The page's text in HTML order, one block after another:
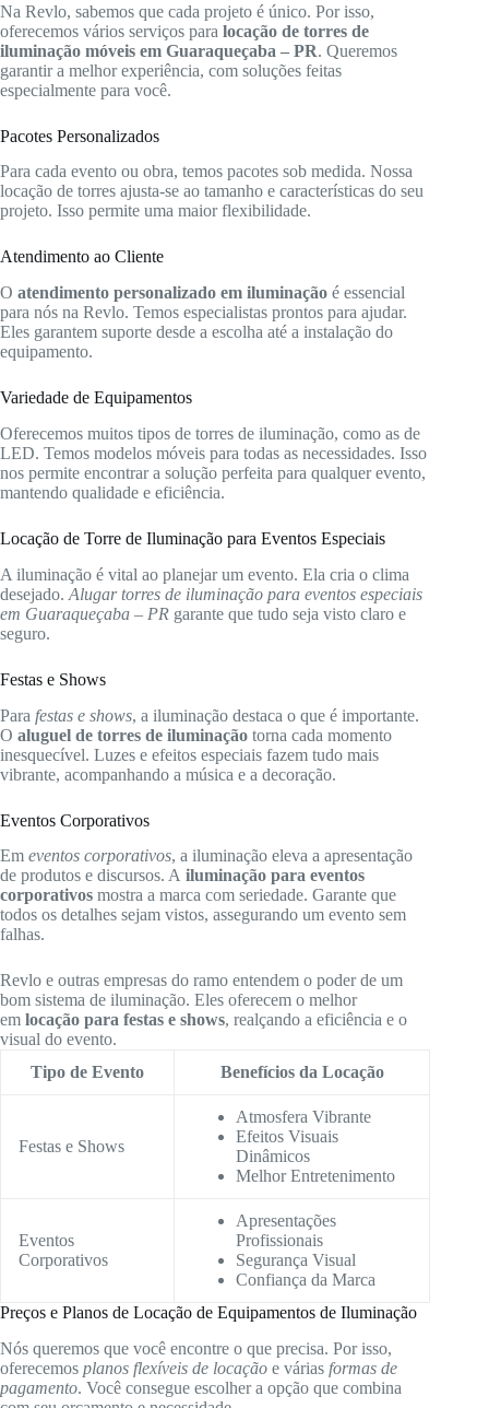
Na Revlo, sabemos que cada projeto é único. Por isso,
oferecemos vários serviços para locação de torres de
iluminação móveis em Guaraqueçaba – PR. Queremos
garantir a melhor experiência, com soluções feitas
especialmente para você.
Pacotes Personalizados
Para cada evento ou obra, temos pacotes sob medida. Nossa
locação de torres ajusta-se ao tamanho e características do seu
projeto. Isso permite uma maior flexibilidade.
Atendimento ao Cliente
O atendimento personalizado em iluminação é essencial
para nós na Revlo. Temos especialistas prontos para ajudar.
Eles garantem suporte desde a escolha até a instalação do
equipamento.
Variedade de Equipamentos
Oferecemos muitos tipos de torres de iluminação, como as de
LED. Temos modelos móveis para todas as necessidades. Isso
nos permite encontrar a solução perfeita para qualquer evento,
mantendo qualidade e eficiência.
Locação de Torre de Iluminação para Eventos Especiais
A iluminação é vital ao planejar um evento. Ela cria o clima
desejado. Alugar torres de iluminação para eventos especiais
em Guaraqueçaba – PR garante que tudo seja visto claro e
seguro.
Festas e Shows
Para festas e shows, a iluminação destaca o que é importante.
O aluguel de torres de iluminação torna cada momento
inesquecível. Luzes e efeitos especiais fazem tudo mais
vibrante, acompanhando a música e a decoração.
Eventos Corporativos
Em eventos corporativos, a iluminação eleva a apresentação
de produtos e discursos. A iluminação para eventos
corporativos mostra a marca com seriedade. Garante que
todos os detalhes sejam vistos, assegurando um evento sem
falhas.
Revlo e outras empresas do ramo entendem o poder de um
bom sistema de iluminação. Eles oferecem o melhor
em locação para festas e shows, realçando a eficiência e o
visual do evento.
Tipo de Evento
Benefícios da Locação
Festas e Shows
Atmosfera Vibrante
Efeitos Visuais
Dinâmicos
Melhor Entretenimento
Eventos
Corporativos
Apresentações
Profissionais
Segurança Visual
Confiança da Marca
Preços e Planos de Locação de Equipamentos de Iluminação
Nós queremos que você encontre o que precisa. Por isso,
oferecemos planos flexíveis de locação e várias formas de
pagamento. Você consegue escolher a opção que combina